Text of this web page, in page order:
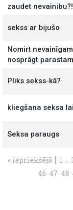
zaudet nevainibu?!
sekss ar bijušo
Nomirt
nosprāgt parastam
Pliks sekss-kā?
kliegšana seksa
Seksa paraugs
« iepriekšējā | 1 ..
46 47 48